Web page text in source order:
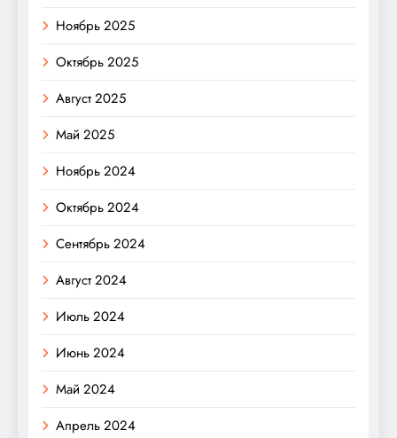
Ноябрь 2025
Октябрь 2025
Август 2025
Май 2025
Ноябрь 2024
Октябрь 2024
Сентябрь 2024
Август 2024
Июль 2024
Июнь 2024
Май 2024
Апрель 2024